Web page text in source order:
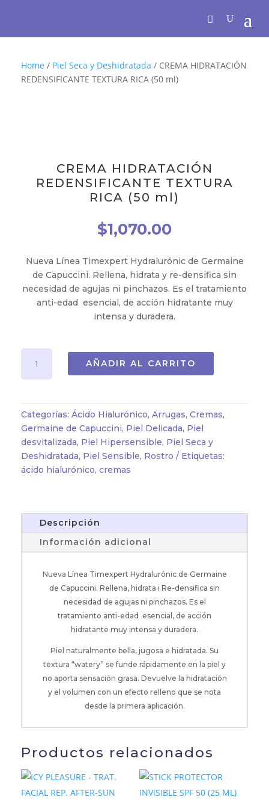
Home / Piel Seca y Deshidratada / CREMA HIDRATACIÓN
REDENSIFICANTE TEXTURA RICA (50 ml)
CREMA HIDRATACIÓN
REDENSIFICANTE TEXTURA
RICA (50 ml)
$1,070.00
Nueva Línea Timexpert Hydralurónic de Germaine
de Capuccini. Rellena, hidrata y re-densifica sin
necesidad de agujas ni pinchazos. Es el tratamiento
anti-edad esencial, de acción hidratante muy
intensa y duradera.
HIDRATACIÓN
REDENSIFICANTE
RICA
(50
ml)
cantidad
AÑADIR AL CARRITO
Categorías: Ácido Hialurónico, Arrugas, Cremas,
Germaine de Capuccini, Piel Delicada, Piel
desvitalizada, Piel Hipersensible, Piel Seca y
Deshidratada, Piel Sensible, Rostro
Etiquetas:
ácido hialurónico, cremas
Descripción
Información adicional
Nueva Línea Timexpert Hydralurónic de Germaine
de Capuccini. Rellena, hidrata i Re-densifica sin
necesidad de agujas ni pinchazos. Es el
tratamiento anti-edad esencial, de acción
hidratante muy intensa y duradera.
Piel naturalmente bella, jugosa e hidratada. Su
textura “watery” se funde rápidamente en la piel y
no aporta sensación grasa. Devuelve la hidratación
y el volumen con un efecto relleno que se nota
desde la primera aplicación.
Productos relacionados